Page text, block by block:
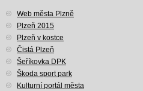
Web města Plzně
Plzeň 2015
Plzeň v kostce
Čistá Plzeň
Šeříkovka DPK
Škoda sport park
Kulturní portál města